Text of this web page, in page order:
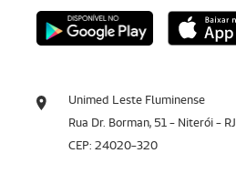
Unimed Leste Fluminense
Rua Dr. Borman, 51 - Niterói - RJ
CEP: 24020-320